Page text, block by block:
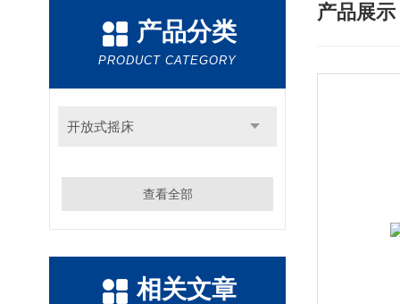
产品分类
PRODUCT CATEGORY
开放式摇床
查看全部
相关文章
产品展示